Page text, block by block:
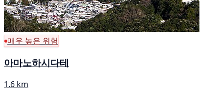
매우 높은 위험
아마노하시다테
1.6 km